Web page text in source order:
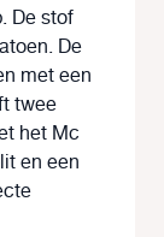
De stof
De
met een
twee
het Mc
en een